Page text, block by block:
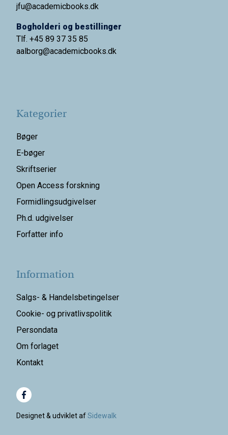
jfu@academicbooks.dk
Bogholderi og bestillinger
Tlf. +45 89 37 35 85
aalborg@academicbooks.dk
Kategorier
Bøger
E-bøger
Skriftserier
Open Access forskning
Formidlingsudgivelser
Ph.d. udgivelser
Forfatter info
Information
Salgs- & Handelsbetingelser
Cookie- og privatlivspolitik
Persondata
Om forlaget
Kontakt
Designet & udviklet afSidewalk